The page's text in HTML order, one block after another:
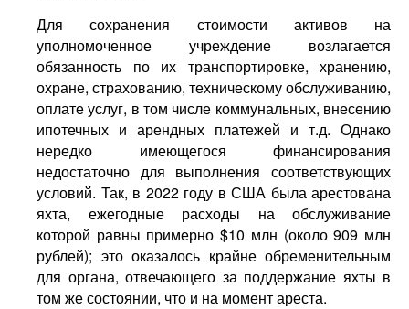
Для сохранения стоимости активов на
уполномоченное учреждение возлагается
обязанность по их транспортировке, хранению,
охране, страхованию, техническому обслуживанию,
оплате услуг, в том числе коммунальных, внесению
ипотечных и арендных платежей и т.д. Однако
нередко имеющегося финансирования
недостаточно для выполнения соответствующих
условий. Так, в 2022 году в США была арестована
яхта, ежегодные расходы на обслуживание
которой равны примерно $10 млн (около 909 млн
рублей); это оказалось крайне обременительным
для органа, отвечающего за поддержание яхты в
том же состоянии, что и на момент ареста.